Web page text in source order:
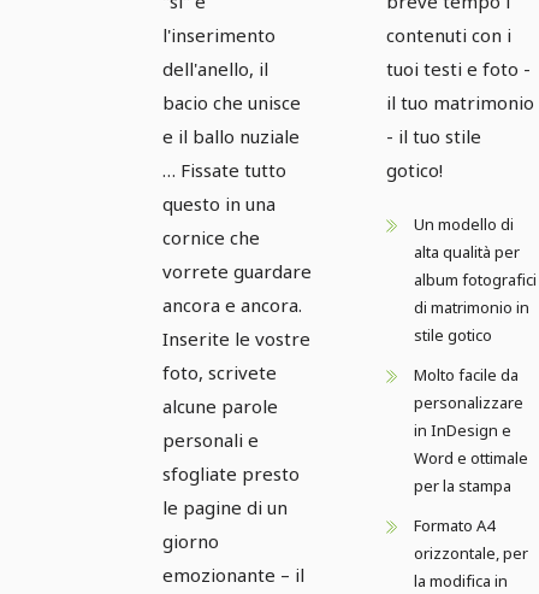
l'inserimento
dell'anello, il
bacio che unisce
e il ballo nuziale
… Fissate tutto
questo in una
cornice che
vorrete guardare
ancora e ancora.
Inserite le vostre
foto, scrivete
alcune parole
personali e
sfogliate presto
le pagine di un
giorno
emozionante – il
contenuti con i
tuoi testi e foto -
il tuo matrimonio
- il tuo stile
gotico!
Un modello di
alta qualità per
album fotografici
di matrimonio in
stile gotico
Molto facile da
personalizzare
in InDesign e
Word e ottimale
per la stampa
Formato A4
orizzontale, per
la modifica in